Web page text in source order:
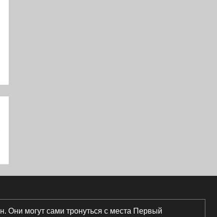
Они могут сами тронуться с места Первый